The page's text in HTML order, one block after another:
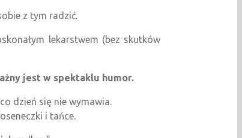
z tym radzić.
lekarstwem (bez skutków
jest w spektaklu humor.
dzień się nie wymawia.
i tańce.